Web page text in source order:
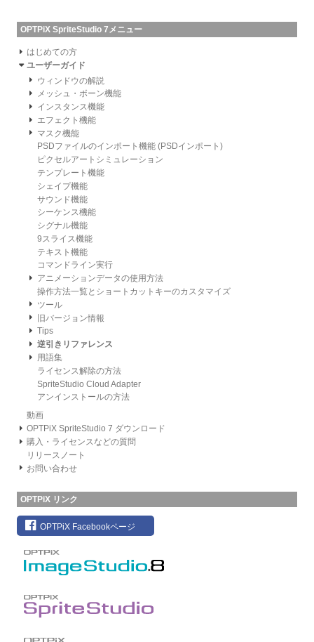
OPTPiX SpriteStudio 7メニュー
はじめての方
ユーザーガイド
ウィンドウの解説
メッシュ・ボーン機能
インスタンス機能
エフェクト機能
マスク機能
PSDファイルのインポート機能 (PSDインポート)
ピクセルアートシミュレーション
テンプレート機能
シェイプ機能
サウンド機能
シーケンス機能
シグナル機能
9スライス機能
テキスト機能
コマンドライン実行
アニメーションデータの使用方法
操作方法一覧とショートカットキーのカスタマイズ
ツール
旧バージョン情報
Tips
逆引きリファレンス
用語集
ライセンス解除の方法
SpriteStudio Cloud Adapter
アンインストールの方法
動画
OPTPiX SpriteStudio 7 ダウンロード
購入・ライセンスなどの質問
リリースノート
お問い合わせ
OPTPiX リンク
OPTPiX Facebookページ